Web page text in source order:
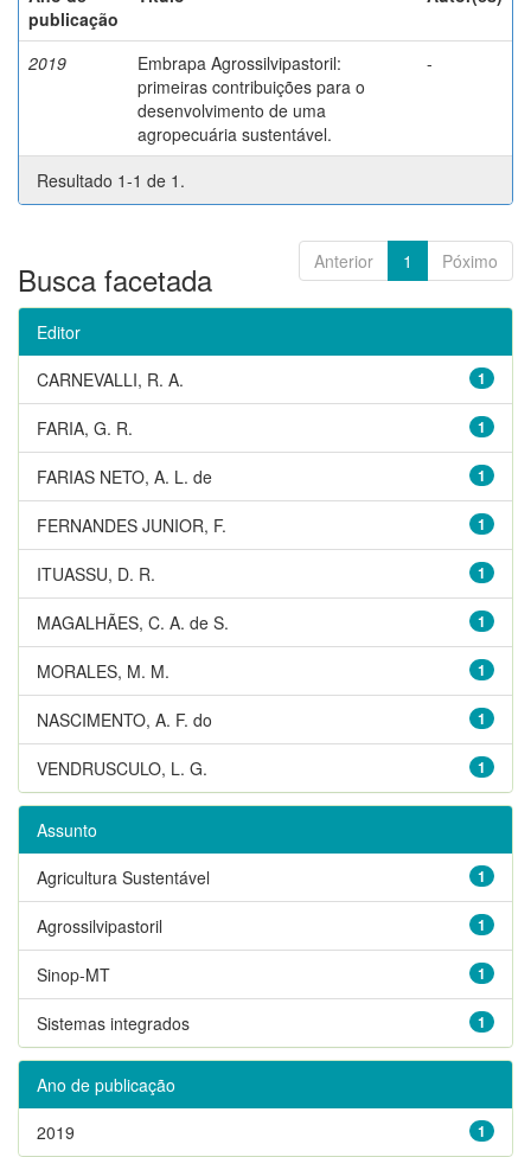
publicação
2019
Embrapa Agrossilvipastoril:
primeiras contribuições para o
desenvolvimento de uma
agropecuária sustentável.
-
Resultado 1-1 de 1.
Anterior 1 Póximo
Busca facetada
Editor
1
CARNEVALLI, R. A.
1
FARIA, G. R.
1
FARIAS NETO, A. L. de
1
FERNANDES JUNIOR, F.
1
ITUASSU, D. R.
1
MAGALHÃES, C. A. de S.
1
MORALES, M. M.
1
NASCIMENTO, A. F. do
1
VENDRUSCULO, L. G.
Assunto
1
Agricultura Sustentável
1
Agrossilvipastoril
1
Sinop-MT
1
Sistemas integrados
Ano de publicação
1
2019